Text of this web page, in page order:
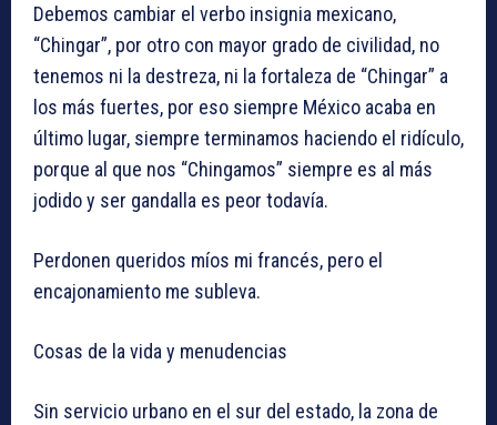
Debemos cambiar el verbo insignia mexicano,
“Chingar”, por otro con mayor grado de civilidad, no
tenemos ni la destreza, ni la fortaleza de “Chingar” a
los más fuertes, por eso siempre México acaba en
último lugar, siempre terminamos haciendo el ridículo,
porque al que nos “Chingamos” siempre es al más
jodido y ser gandalla es peor todavía.
Perdonen queridos míos mi francés, pero el
encajonamiento me subleva.
Cosas de la vida y menudencias
Sin servicio urbano en el sur del estado, la zona de